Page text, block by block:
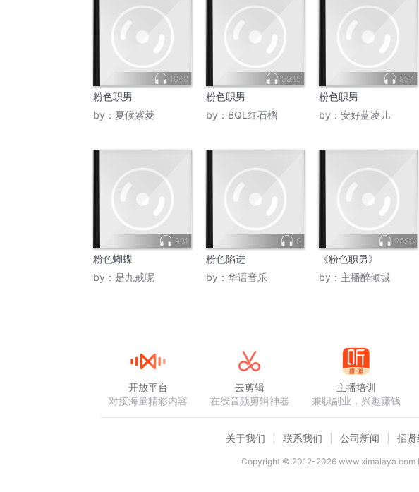
1040
粉色职男
by： 夏候紫菱
5945
粉色职男
by： BQL红石榴
924
粉色职男
by： 安好蓝凌儿
981
粉色蝴蝶
by： 是九戒呢
0
粉色陷进
by： 华语音乐
2898
《粉色职男》
by： 主播醉倾城
开放平台
对接海量精彩内容
云剪辑
在线音频剪辑神器
主播培训
兼职副业，兴趣赚钱
关于我们 联系我们 公司新闻 招
Copyright © 2012-2026www.ximalaya.com